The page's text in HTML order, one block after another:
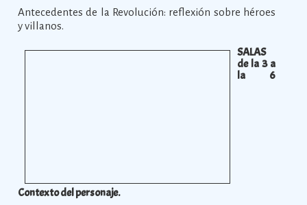
Antecedentes de la Revolución: reflexión sobre héroes
y villanos.
SALAS
de la 3 a
la 6
Contexto del personaje.